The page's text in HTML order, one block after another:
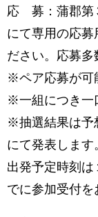
応 募：蒲郡第
にて専用の応募
ださい。応募多
※ペア応募が可
※一組につき一
※抽選結果は予
にて発表します
出発予定時刻は
でに参加受付を